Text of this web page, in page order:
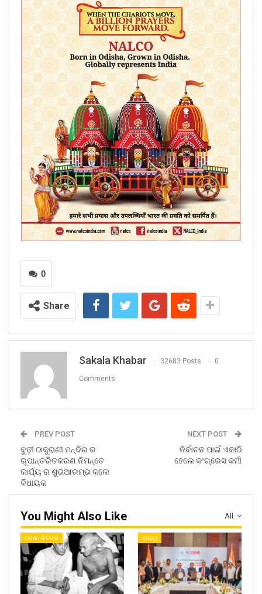
0
Share
Sakala Khabar 32683 Posts 0
Comments
PREV POST
ବୁଢ଼ୀ ଠାକୁରାଣୀ ମନ୍ଦିର ର
ରୂପାନ୍ତରିତକରଣ ନିମନ୍ତେ
କାର୍ଯ୍ୟ ର ଶୁଭଆରମ୍ଭ କଲେ
ବିଧାୟକ
NEXT POST
ନିର୍ବାଚନ ପାଇଁ ଏକାଠି
ହେଲେ କଂଗ୍ରେସ କର୍ମୀ
All
You Might Also Like
ଦେଶ- ବିଦେଶ ରାଜ୍ୟ